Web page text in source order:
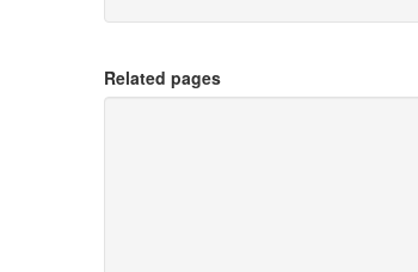
Related pages